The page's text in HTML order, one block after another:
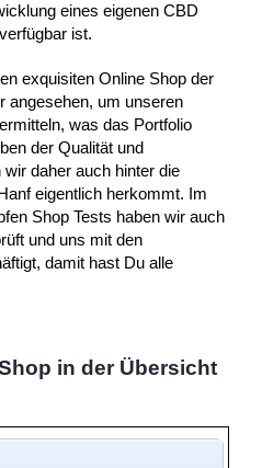
eines eigenen CBD
ist.
exquisiten Online Shop der
angesehen, um unseren
was das Portfolio
der Qualität und
daher auch hinter die
eigentlich herkommt. Im
Shop Tests haben wir auch
und uns mit den
damit hast Du alle
in der Übersicht